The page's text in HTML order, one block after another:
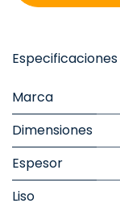
Especificaciones
Marca
Dimensiones
Espesor
Liso